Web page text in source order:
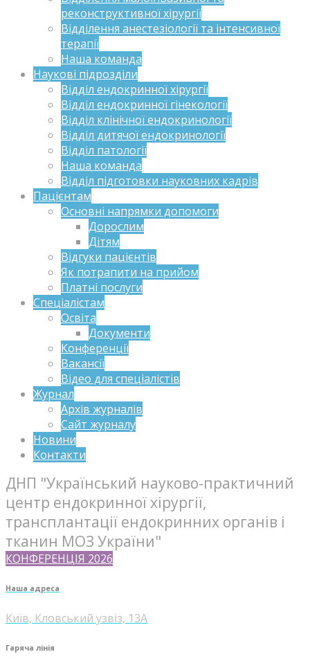
реконструктивної хірургії
Відділення анестезіології та інтенсивної
терапії
Наша команда
Наукові підрозділи
Відділ ендокринної хірургії
Відділ ендокринної гінекології
Відділ клінічної ендокринології
Відділ дитячої ендокринології
Відділ патології
Наша команда
Відділ підготовки науковних кадрів
Пацієнтам
Основні напрямки допомоги
Дорослим
Дітям
Відгуки пацієнтів
Як потрапити на прийом
Платні послуги
Спеціалістам
Освіта
Документи
Конференції
Вакансії
Відео для спеціалістів
Журнал
Архів журналів
Сайт журналу
Новини
Контакти
ДНП "Український науково-практичний
центр ендокринної хірургії,
трансплантації ендокринних органів і
тканин МОЗ України"
КОНФЕРЕНЦІЯ 2026
Наша адреса
Київ, Кловський узвіз, 13А
Гаряча лінія